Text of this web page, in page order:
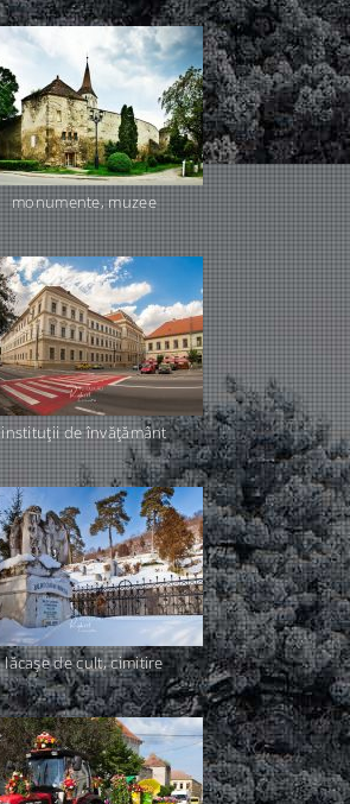
monumente, muzee
instituţii de învăţământ
lăcaşe de cult, cimitire